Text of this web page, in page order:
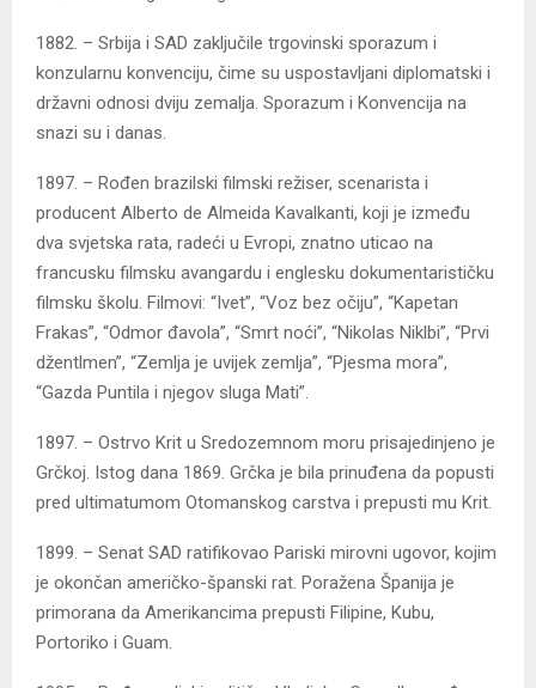
1882. – Srbija i SAD zaključile trgovinski sporazum i
konzularnu konvenciju, čime su uspostavljani diplomatski i
državni odnosi dviju zemalja. Sporazum i Konvencija na
snazi su i danas.
1897. – Rođen brazilski filmski režiser, scenarista i
producent Alberto de Almeida Kavalkanti, koji je između
dva svjetska rata, radeći u Evropi, znatno uticao na
francusku filmsku avangardu i englesku dokumentarističku
filmsku školu. Filmovi: “Ivet”, “Voz bez očiju”, “Kapetan
Frakas”, “Odmor đavola”, “Smrt noći”, “Nikolas Niklbi”, “Prvi
džentlmen”, “Zemlja je uvijek zemlja”, “Pjesma mora”,
“Gazda Puntila i njegov sluga Mati”.
1897. – Ostrvo Krit u Sredozemnom moru prisajedinjeno je
Grčkoj. Istog dana 1869. Grčka je bila prinuđena da popusti
pred ultimatumom Otomanskog carstva i prepusti mu Krit.
1899. – Senat SAD ratifikovao Pariski mirovni ugovor, kojim
je okončan američko-španski rat. Poražena Španija je
primorana da Amerikancima prepusti Filipine, Kubu,
Portoriko i Guam.